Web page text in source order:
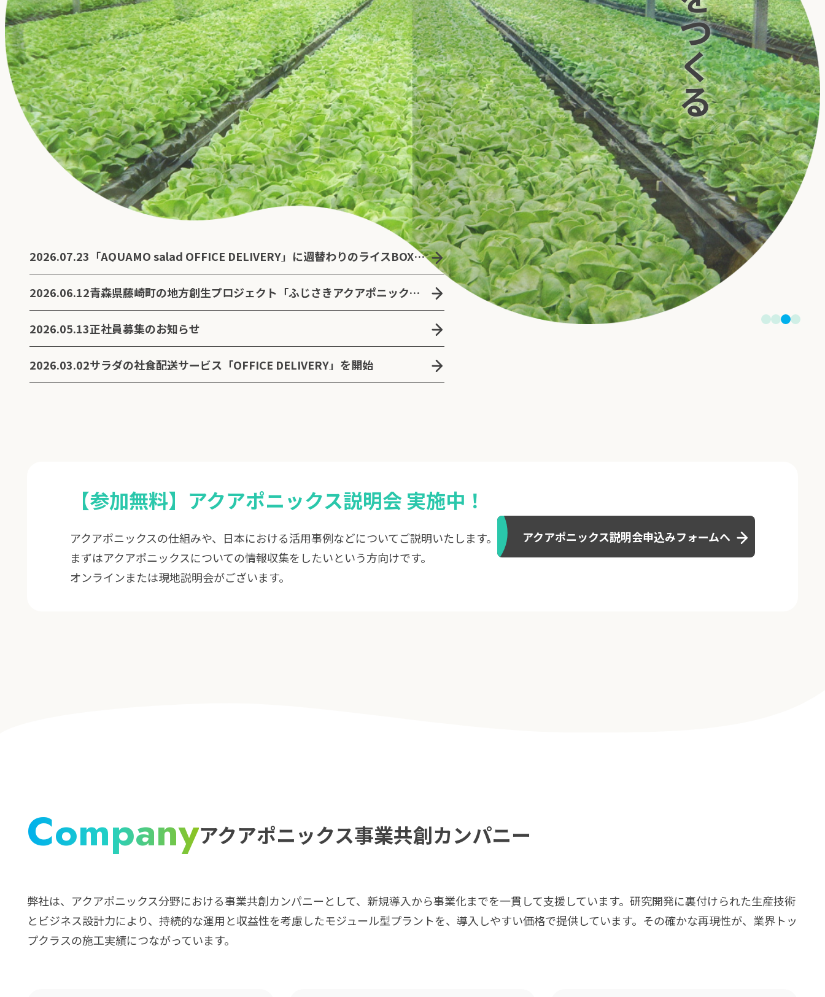
2026.07.23 「AQUAMO salad OFFICE DELIVERY」に週替わりのライスBOXとデリサンドが新登場
2026.06.12 青森県藤崎町の地方創生プロジェクト「ふじさきアクアポニックスタウン」の立ち上げを支援
2026.05.13正社員募集のお知らせ
2026.03.02サラダの社食配送サービス「OFFICE DELIVERY」を開始
【参加無料】アクアポニックス説明会 実施中！
アクアポニックスの仕組みや、日本における活用事例などについてご説明いたします。
まずはアクアポニックスについての情報収集をしたいという方向けです。
オンラインまたは現地説明会がございます。
アクアポニックス説明会申込みフォームへ
Companyアクアポニックス事業共創カンパニー
弊社は、アクアポニックス分野における事業共創カンパニーとして、新規導入から事業化までを一貫して支援しています。研究開発に裏付けられた生産技術
とビジネス設計力により、持続的な運用と収益性を考慮したモジュール型プラントを、導入しやすい価格で提供しています。その確かな再現性が、業界トッ
プクラスの施工実績につながっています。